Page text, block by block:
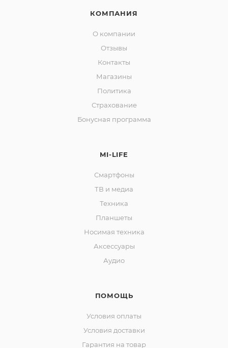
КОМПАНИЯ
О компании
Отзывы
Контакты
Магазины
Политика
Страхование
Бонусная программа
MI-LIFE
Смартфоны
ТВ и медиа
Техника
Планшеты
Носимая техника
Аксессуары
Аудио
ПОМОЩЬ
Условия оплаты
Условия доставки
Гарантия на товар